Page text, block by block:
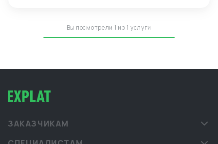
Вы посмотрели 1 из 1 услуги
ЗАКАЗЧИКАМ